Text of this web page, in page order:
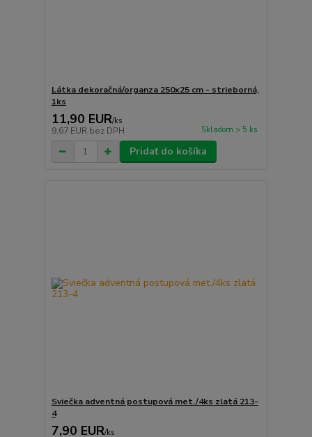
Látka dekoračná/organza 250x25 cm - strieborná,
1ks
11,90 EUR/ks
9,67 EUR bez DPH Skladom > 5 ks
Pridať do košíka
Sviečka adventná postupová met./4ks zlatá 213-
4
7,90 EUR/ks